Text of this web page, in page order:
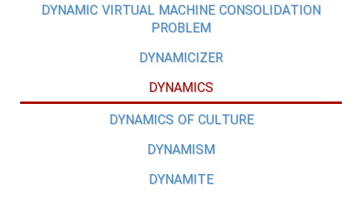
DYNAMIC VIRTUAL MACHINE CONSOLIDATION
PROBLEM
DYNAMICIZER
DYNAMICS
DYNAMICS OF CULTURE
DYNAMISM
DYNAMITE